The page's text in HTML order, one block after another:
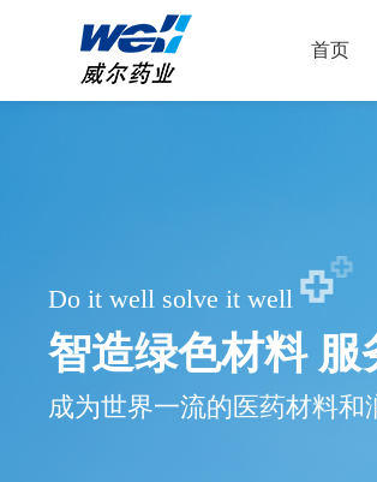
首页
Do it well solve it well
智造绿色材料 服
成为世界一流的医药材料和